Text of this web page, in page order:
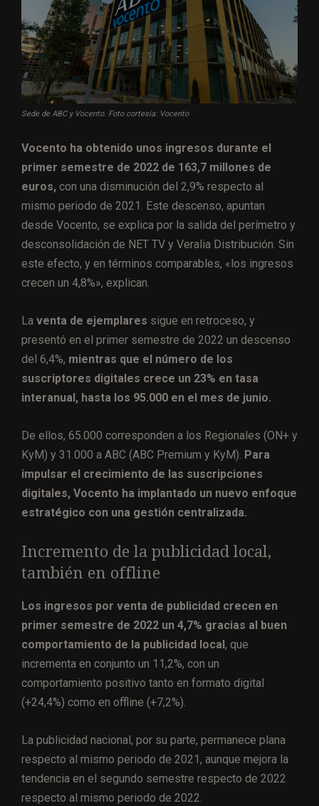
Sede de ABC y Vocento. Foto cortesía: Vocento
Vocento ha obtenido unos ingresos durante el
primer semestre de 2022 de 163,7 millones de
euros, con una disminución del 2,9% respecto al
mismo periodo de 2021. Este descenso, apuntan
desde Vocento, se explica por la salida del perímetro y
desconsolidación de NET TV y Veralia Distribución. Sin
este efecto, y en términos comparables, «los ingresos
crecen un 4,8%», explican.
La venta de ejemplares sigue en retroceso, y
presentó en el primer semestre de 2022 un descenso
del 6,4%, mientras que el número de los
suscriptores digitales crece un 23% en tasa
interanual, hasta los 95.000 en el mes de junio.
De ellos, 65.000 corresponden a los Regionales (ON+ y
KyM) y 31.000 a ABC (ABC Premium y KyM). Para
impulsar el crecimiento de las suscripciones
digitales, Vocento ha implantado un nuevo enfoque
estratégico con una gestión centralizada.
Incremento de la publicidad local,
también en offline
Los ingresos por venta de publicidad crecen en
primer semestre de 2022 un 4,7% gracias al buen
comportamiento de la publicidad local, que
incrementa en conjunto un 11,2%, con un
comportamiento positivo tanto en formato digital
(+24,4%) como en offline (+7,2%).
La publicidad nacional, por su parte, permanece plana
respecto al mismo periodo de 2021, aunque mejora la
tendencia en el segundo semestre respecto de 2022
respecto al mismo periodo de 2022.